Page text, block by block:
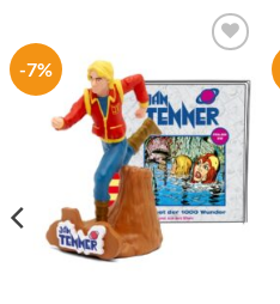
-7%
Wunschliste